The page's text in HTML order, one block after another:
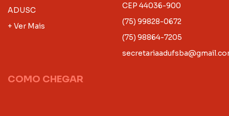
ADUSC
+ Ver Mais
COMO CHEGAR
CEP 44036-900
(75) 99828-0672
(75) 98864-7205